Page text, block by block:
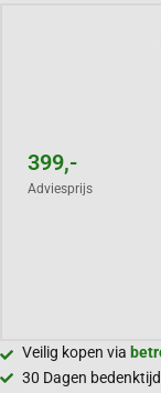
399,-
Adviesprijs
Veilig kopen via
30 Dagen